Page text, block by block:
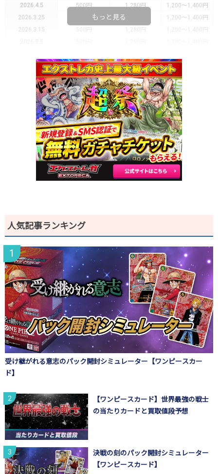
2026.4.5
500円 1,280円
1,200～1,400円
2026.3.25
1,200～1,400円
2026.3.15
500円 1,280円
1,200～1,400円
2026.2.15
500円 1,280円
1,200～1,400円
2026.2.5
700円 1,480円
1,400～1,600円
2026.1.25
800円 1,680円
1,600～1,800円
2026.1.15
1,200円 1,780円
1,700～1,900円
2026.1.5
1,000円 1,480円
1,400～1,600円
2025.12.25
700円 1,280円
1,200～1,400円
2025.12.15
200円 680円
600～700円
2025.12.5
200円 680円
600～700円
200円 680円
600～700円
200円 680円
600～700円
もっと見る
人気記事ランキング
受け継がれる意志のパック開封シミュレーター【ワンピースカー
ド】
【ワンピースカード】世界最強の戦士
の当たりカードと買取値段予想
決戦の刻のパック開封シミュレーター
【ワンピースカード】